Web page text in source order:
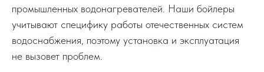
промышленных водонагревателей. Наши бойлеры
учитывают специфику работы отечественных систем
водоснабжения, поэтому установка и эксплуатация
не вызовет проблем.